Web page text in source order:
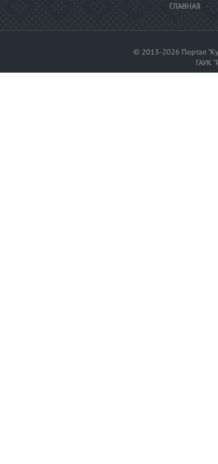
ГЛАВНАЯ
© 2013-2026 Портал
ГАУК